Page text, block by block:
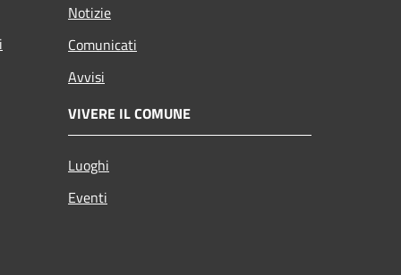
Notizie
Comunicati
Avvisi
VIVERE IL COMUNE
Luoghi
Eventi